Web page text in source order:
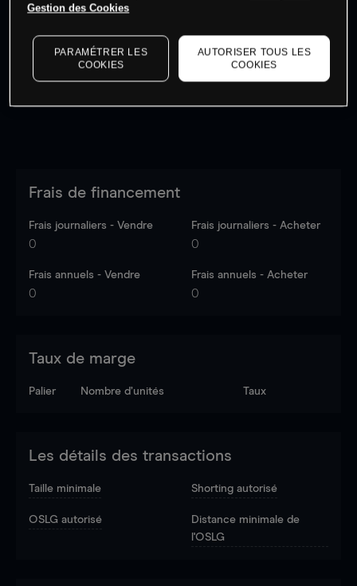
Les prix sont indicatifs.
dernières données du marché.Log into see latest
market data
Frais de financement
Frais journaliers - Vendre
0
Frais journaliers - Acheter
0
Frais annuels - Vendre
0
Frais annuels - Acheter
0
Taux de marge
Palier Nombre d’unités Taux
Les détails des transactions
Taille minimale Shorting autorisé
OSLG autorisé
Distance minimale de
l'OSLG
Gestion des Cookies
PARAMÉTRER LES
COOKIES
AUTORISER TOUS LES
COOKIES